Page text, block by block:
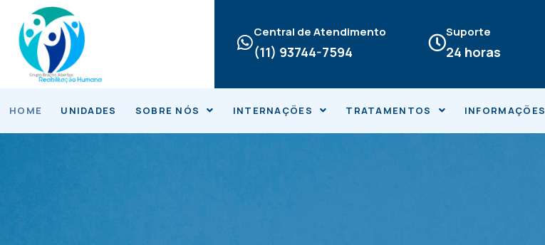
para
conteúdo
Central de Atendimento
(11) 93744-7594
Suporte
24 horas
HOME UNIDADES SOBRE NÓS INTERNAÇÕES TRATAMENTOS INFORMAÇÕES